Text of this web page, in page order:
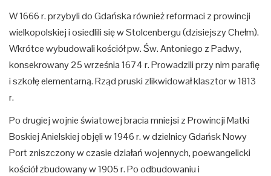
W 1666 r. przybyli do Gdańska również reformaci z prowincji
wielkopolskiej i osiedlili się w Stolcenbergu (dzisiejszy Chełm).
Wkrótce wybudowali kościół pw. Św. Antoniego z Padwy,
konsekrowany 25 września 1674 r. Prowadzili przy nim parafię
i szkołę elementarną. Rząd pruski zlikwidował klasztor w 1813
r.
Po drugiej wojnie światowej bracia mniejsi z Prowincji Matki
Boskiej Anielskiej objęli w 1946 r. w dzielnicy Gdańsk Nowy
Port zniszczony w czasie działań wojennych, poewangelicki
kościół zbudowany w 1905 r. Po odbudowaniu i